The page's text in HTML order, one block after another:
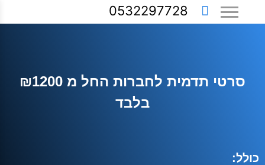
0532297728
סרטי תדמית לחברות החל מ ₪1200
בלבד
כולל: